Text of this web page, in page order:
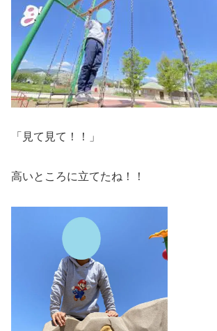
「見て見て！！」
高いところに立てたね！！